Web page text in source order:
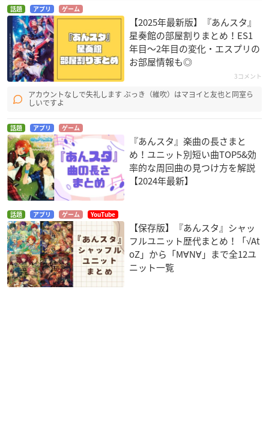
話題 アプリ ゲーム
【2025年最新版】『あんスタ』
星奏館の部屋割りまとめ！ES1
年目〜2年目の変化・エスプリの
お部屋情報も◎
3コメント
アカウントなしで失礼します ぶっき（維吹）はマヨイと友也と同室ら
しいですよ
話題 アプリ ゲーム
『あんスタ』楽曲の長さまと
め！ユニット別短い曲TOP5&効
率的な周回曲の見つけ方を解説
【2024年最新】
話題 アプリ ゲーム YouTube
【保存版】『あんスタ』シャッ
フルユニット歴代まとめ！「√At
oZ」から「M∀N∀」まで全12ユ
ニット一覧